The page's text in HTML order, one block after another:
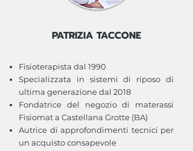
PATRIZIA TACCONE
Fisioterapista dal 1990
Specializzata in sistemi di riposo di
ultima generazione dal 2018
Fondatrice del negozio di materassi
Fisiomat a Castellana Grotte (BA)
Autrice di approfondimenti tecnici per
un acquisto consapevole